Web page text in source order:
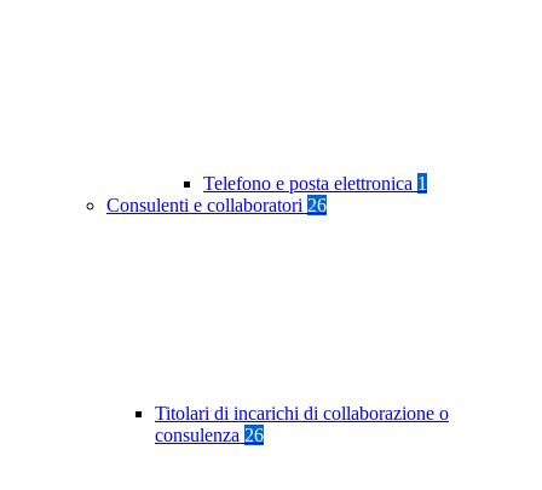
Telefono e posta elettronica 1
Consulenti e collaboratori 26
Titolari di incarichi di collaborazione o
consulenza 26